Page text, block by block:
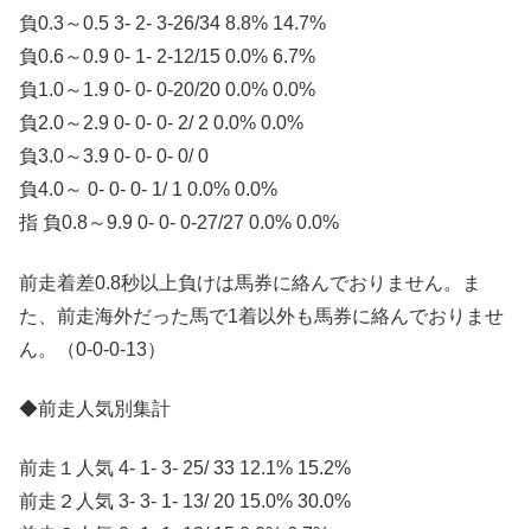
負0.3～0.5 3- 2- 3-26/34 8.8% 14.7%
負0.6～0.9 0- 1- 2-12/15 0.0% 6.7%
負1.0～1.9 0- 0- 0-20/20 0.0% 0.0%
負2.0～2.9 0- 0- 0- 2/ 2 0.0% 0.0%
負3.0～3.9 0- 0- 0- 0/ 0
負4.0～ 0- 0- 0- 1/ 1 0.0% 0.0%
指 負0.8～9.9 0- 0- 0-27/27 0.0% 0.0%
前走着差0.8秒以上負けは馬券に絡んでおりません。ま
た、前走海外だった馬で1着以外も馬券に絡んでおりませ
ん。（0-0-0-13）
◆前走人気別集計
前走１人気 4- 1- 3- 25/ 33 12.1% 15.2%
前走２人気 3- 3- 1- 13/ 20 15.0% 30.0%